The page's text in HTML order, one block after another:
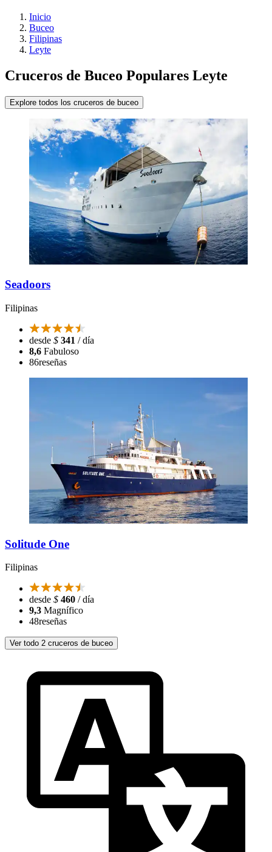
Inicio
Buceo
Filipinas
Leyte
Cruceros de Buceo Populares Leyte
Explore todos los cruceros de buceo
Seadoors
Filipinas
desde $ 341 / día
8,6 Fabuloso
86reseñas
Solitude One
Filipinas
desde $ 460 / día
9,3 Magnífico
48reseñas
Ver todo 2 cruceros de buceo